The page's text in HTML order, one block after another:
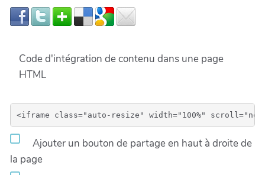
Code d'intégration de contenu dans une page
HTML
Ajouter un bouton de partage en haut à droite de
la page